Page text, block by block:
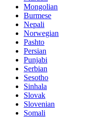
Mongolian
Burmese
Nepali
Norwegian
Pashto
Persian
Punjabi
Serbian
Sesotho
Sinhala
Slovak
Slovenian
Somali